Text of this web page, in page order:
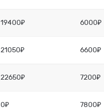
19400₽ 6000₽
21050₽ 6600₽
22650₽ 7200₽
0₽ 7800₽